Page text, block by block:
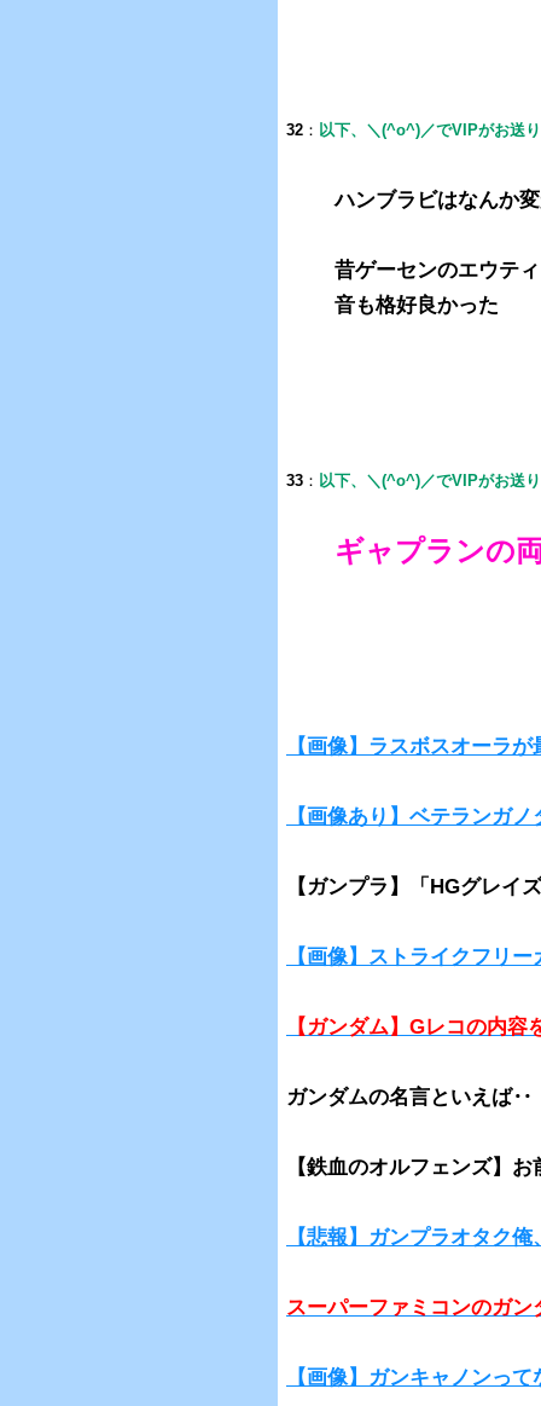
32 ： 以下、＼(^o^)／でVIPがお送
ハンブラビはなんか
昔ゲーセンのエウテ
音も格好良かった
33 ： 以下、＼(^o^)／でVIPがお送
ギャプランの
【画像】ラスボスオーラ
【画像あり】ベテランガ
【ガンプラ】「HGグレイ
【画像】ストライクフリ
【ガンダム】Gレコの内
ガンダムの名言といえば‥
【鉄血のオルフェンズ】
【悲報】ガンプラオタク
スーパーファミコンのガ
【画像】ガンキャノンっ